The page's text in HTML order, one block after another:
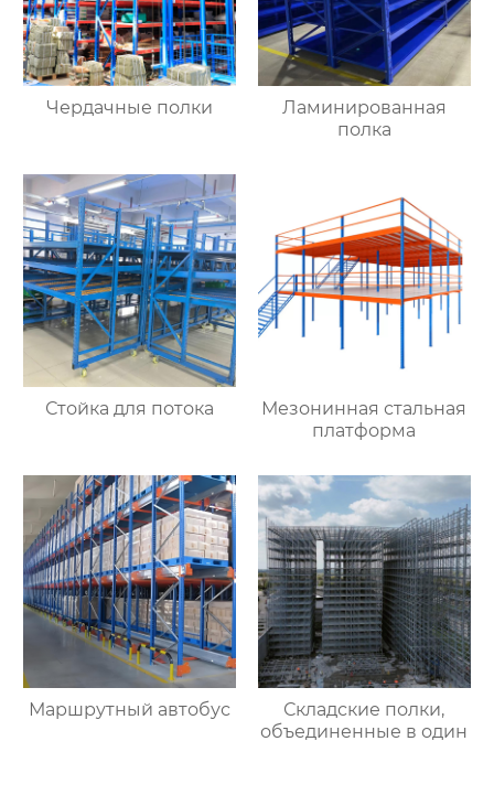
Чердачные полки
Ламинированная
полка
Стойка для потока
Мезонинная стальная
платформа
Маршрутный автобус
Складские полки,
объединенные в один